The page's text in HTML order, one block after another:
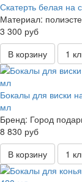
Скатерть белая на
Материал:
3 300 руб
В корзину
1
Бокалы для виски
мл
Бренд: Город
8 830 руб
В корзину
1